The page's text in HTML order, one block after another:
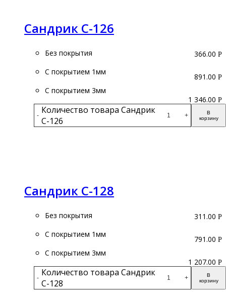
Сандрик С-126
Без покрытия
С покрытием 1мм
С покрытием 3мм
- Количество товара Сандрик
С-126
+
В
корзину
366.00 Р
891.00 Р
1 346.00 Р
Сандрик С-128
Без покрытия
С покрытием 1мм
С покрытием 3мм
- Количество товара Сандрик
С-128
+
В
корзину
311.00 Р
791.00 Р
1 207.00 Р